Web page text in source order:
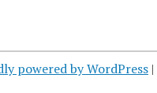
powered by WordPress |